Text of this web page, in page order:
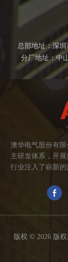
总部地址：深
分厂地址：中
澳华电气股份有
主研发体系，开
行业注入了崭新
物生长灯、高铁
烟机、环保机械
的愿景： 我们注
开发具有品质的
版权 © 2026 版